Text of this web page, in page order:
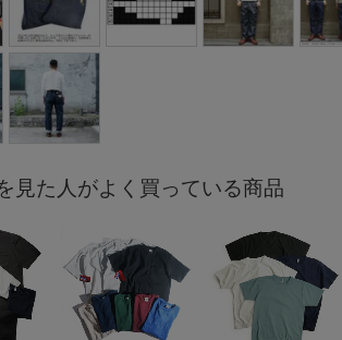
見た人がよく買っている商品